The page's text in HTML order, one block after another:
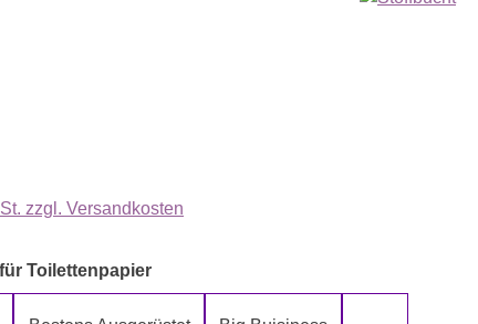
zzgl. Versandkosten
Toilettenpapierauswählen